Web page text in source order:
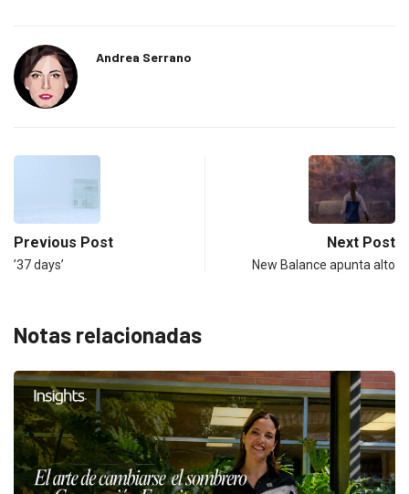
Andrea Serrano
Previous Post
’37 days’
Next Post
New Balance apunta alto
Notas relacionadas